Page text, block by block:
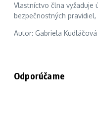
Vlastníctvo člna vyžaduje
bezpečnostných
Autor: Gabriela
Odporúčame